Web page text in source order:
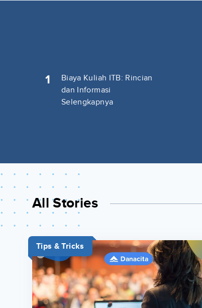
1
Biaya Kuliah ITB: Rincian
dan Informasi
Selengkapnya
All Stories
Tips & Tricks